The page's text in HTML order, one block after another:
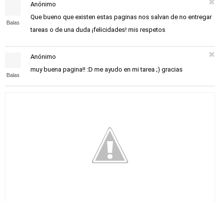
Balas
Anónimo
Que bueno que existen estas paginas nos salvan de no entregar
tareas o de una duda ¡felicidades! mis respetos
Balas
Anónimo
muy buena pagina!! :D me ayudo en mi tarea ;) gracias